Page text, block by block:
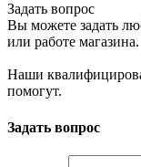
Задать вопрос
Вы можете задать
или работе магазина.
Наши
помогут.
Задать вопрос